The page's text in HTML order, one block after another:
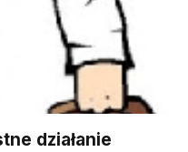
działanie